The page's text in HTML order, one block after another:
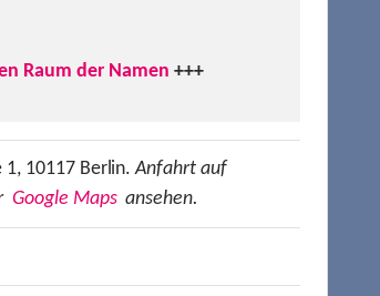
Raum der Namen +++
1, 10117 Berlin.Anfahrt auf
Google Mapsansehen.